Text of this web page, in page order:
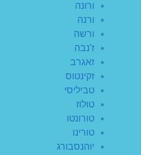
ורונה
ורנה
ורשה
ז'נבה
זאגרב
זקינטוס
טביליסי
טולוז
טורונטו
טורינו
יוהנסבורג